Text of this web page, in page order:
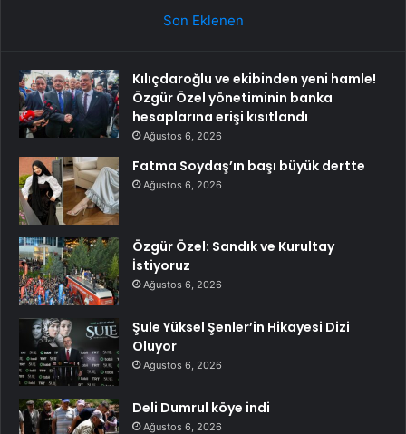
Son Eklenen
Kılıçdaroğlu ve ekibinden yeni hamle!
Özgür Özel yönetiminin banka
hesaplarına erişi kısıtlandı
Ağustos 6, 2026
Fatma Soydaş’ın başı büyük dertte
Ağustos 6, 2026
Özgür Özel: Sandık ve Kurultay
İstiyoruz
Ağustos 6, 2026
Şule Yüksel Şenler’in Hikayesi Dizi
Oluyor
Ağustos 6, 2026
Deli Dumrul köye indi
Ağustos 6, 2026